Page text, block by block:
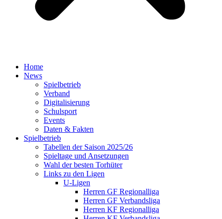
Home
News
Spielbetrieb
Verband
Digitalisierung
Schulsport
Events
Daten & Fakten
Spielbetrieb
Tabellen der Saison 2025/26
Spieltage und Ansetzungen
Wahl der besten Torhüter
Links zu den Ligen
U-Ligen
Herren GF Regionalliga
Herren GF Verbandsliga
Herren KF Regionalliga